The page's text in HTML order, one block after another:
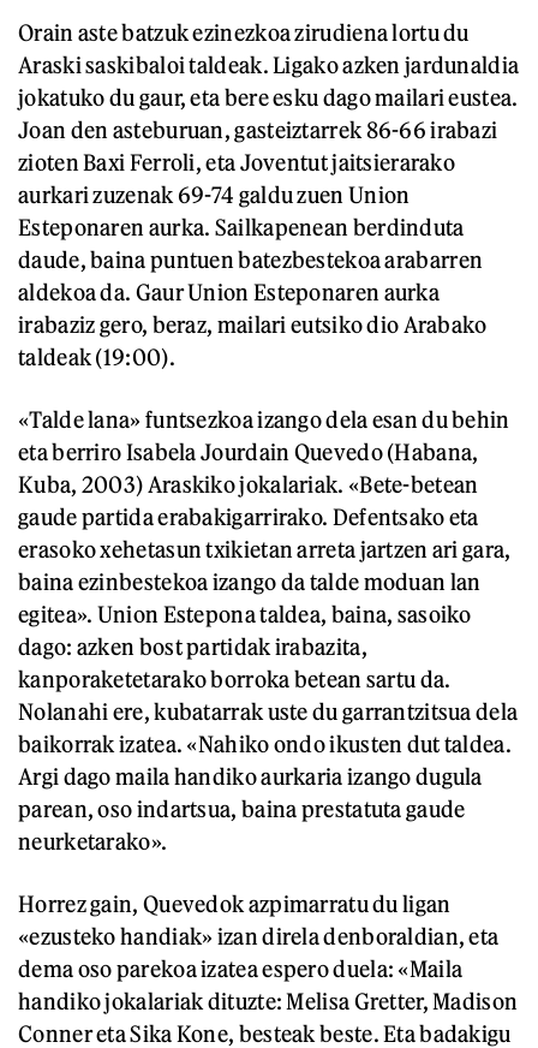
Orain aste batzuk ezinezkoa zirudiena lortu du
Araski saskibaloi taldeak. Ligako azken jardunaldia
jokatuko du gaur, eta bere esku dago mailari eustea.
Joan den asteburuan, gasteiztarrek 86-66 irabazi
zioten Baxi Ferroli, eta Joventut jaitsierarako
aurkari zuzenak 69-74 galdu zuen Union
Esteponaren aurka. Sailkapenean berdinduta
daude, baina puntuen batezbestekoa arabarren
aldekoa da. Gaur Union Esteponaren aurka
irabaziz gero, beraz, mailari eutsiko dio Arabako
taldeak (19:00).
«Talde lana» funtsezkoa izango dela esan du behin
eta berriro Isabela Jourdain Quevedo (Habana,
Kuba, 2003) Araskiko jokalariak. «Bete-betean
gaude partida erabakigarrirako. Defentsako eta
erasoko xehetasun txikietan arreta jartzen ari gara,
baina ezinbestekoa izango da talde moduan lan
egitea». Union Estepona taldea, baina, sasoiko
dago: azken bost partidak irabazita,
kanporaketetarako borroka betean sartu da.
Nolanahi ere, kubatarrak uste du garrantzitsua dela
baikorrak izatea. «Nahiko ondo ikusten dut taldea.
Argi dago maila handiko aurkaria izango dugula
parean, oso indartsua, baina prestatuta gaude
neurketarako».
Horrez gain, Quevedok azpimarratu du ligan
«ezusteko handiak» izan direla denboraldian, eta
dema oso parekoa izatea espero duela: «Maila
handiko jokalariak dituzte: Melisa Gretter, Madison
Conner eta Sika Kone, besteak beste. Eta badakigu